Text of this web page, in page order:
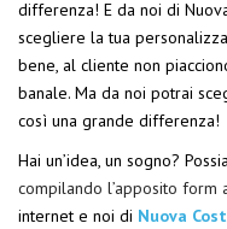
differenza! E da noi di
scegliere la tua
bene, al cliente non
banale. Ma da noi potrai
così una grande differenza!
Hai un’idea, un sogno?
compilando l’apposito form
internet e noi di Nuova